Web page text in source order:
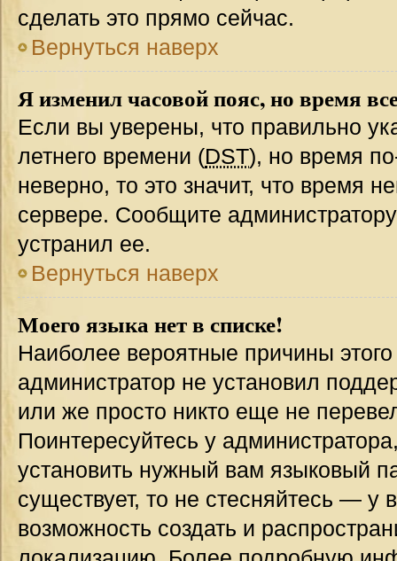
сделать это прямо сейчас.
Вернуться наверх
Я изменил часовой пояс, но время
Если вы уверены, что правильно
летнего времени (DST), но время
неверно, то это значит, что время
сервере. Сообщите
устранил ее.
Вернуться наверх
Моего языка нет в списке!
Наиболее вероятные причины этого
администратор не установил
или же просто никто еще не
Поинтересуйтесь у
установить нужный вам языковый
существует, то не стесняйтесь — у
возможность создать и